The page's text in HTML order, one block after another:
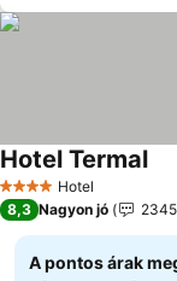
4 KategóriaHotel
Hotel Termal
8,3 Nagyon jó 2345
A pontos árak